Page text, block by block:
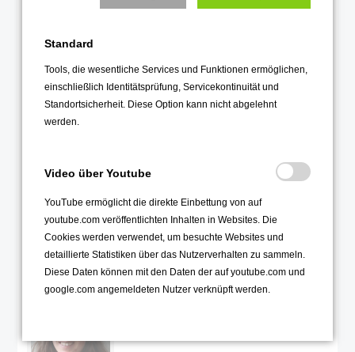
(Q2), Lutz Frieber (Q2), Nika Lötzer (Q2)
Stellvertreter*innen im Schulvorstand:
Tomke Smetan (11 S2), Clara Hotze (10m), Devid Dik (Q1), Lasse-Eric
Vervoort (Q1)
Kontakt:sv-ohg@ohg-goe.net
Beratende Lehrkraft:Anne Ecker
Anne
Ecker
Standard
Tools, die wesentliche Services und Funktionen ermöglichen,
einschließlich Identitätsprüfung, Servicekontinuität und
Standortsicherheit. Diese Option kann nicht abgelehnt
werden.
Video über Youtube
YouTube ermöglicht die direkte Einbettung von auf
youtube.com veröffentlichten Inhalten in Websites. Die
Cookies werden verwendet, um besuchte Websites und
detaillierte Statistiken über das Nutzerverhalten zu sammeln.
Diese Daten können mit den Daten der auf youtube.com und
google.com angemeldeten Nutzer verknüpft werden.